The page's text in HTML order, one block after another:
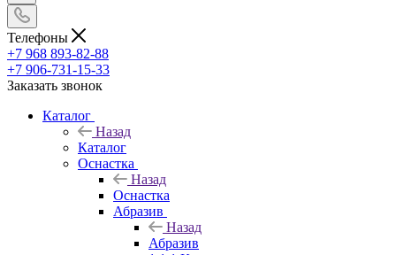
Телефоны
+7 968 893-82-88
+7 906-731-15-33
Заказать звонок
Каталог
Назад
Каталог
Оснастка
Назад
Оснастка
Абразив
Назад
Абразив